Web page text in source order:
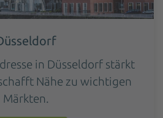
in Düsseldorf stärkt
Nähe zu wichtigen
Märkten.